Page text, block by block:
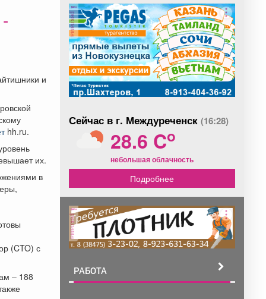
-
и
hh.ru.
их.
в
(CTO) с
– 188
реклама
Сейчас в г. Междуреченск (16:28)
28.6 Co
небольшая облачность
Подробнее
реклама
РАБОТА